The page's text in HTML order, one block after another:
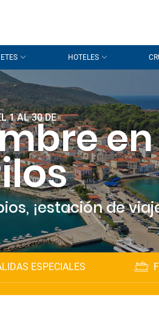
HOTELES
1 AL 30 DE en
¡estación de
ESPECIALES